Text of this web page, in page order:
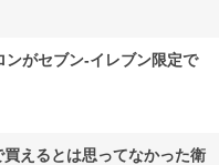
がセブン‐イレブン限定で
えるとは思ってなかった衛